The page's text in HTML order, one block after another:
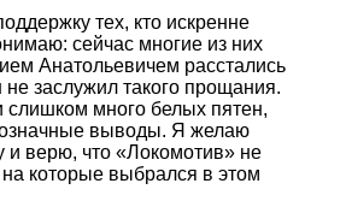
тех, кто искренне
сейчас многие из них
Анатольевичем расстались
заслужил такого прощания.
слишком много белых пятен,
выводы. Я желаю
и верю, что «Локомотив» не
на которые выбрался в этом